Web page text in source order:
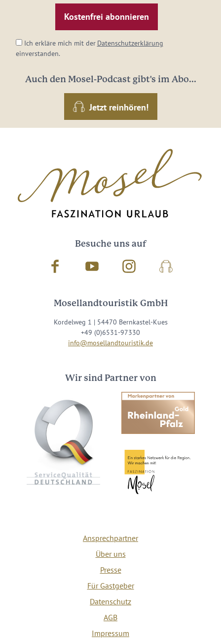
Mail-
Adresse:
Ich erkläre mich mit der Datenschutzerklärung
einverstanden.
Auch den Mosel-Podcast gibt's im Abo...
Jetzt reinhören!
Besuche uns auf
Facebook Youtube InstagramPodcast
Mosellandtouristik GmbH
Kordelweg 1 | 54470 Bernkastel-Kues
+49 (0)6531-97330
info@mosellandtouristik.de
Wir sind Partner von
Ansprechpartner
Über uns
Presse
Für Gastgeber
Datenschutz
AGB
Impressum